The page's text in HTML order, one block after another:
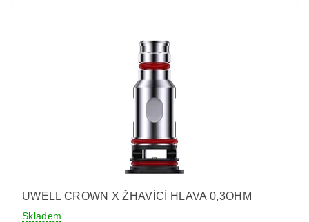
UWELL CROWN X ŽHAVÍCÍ HLAVA 0,3OHM
Skladem